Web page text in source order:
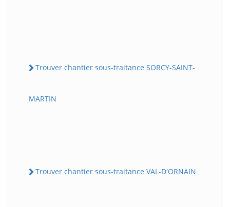
Trouver chantier sous-traitance SORCY-SAINT-
MARTIN
Trouver chantier sous-traitance VAL-D'ORNAIN